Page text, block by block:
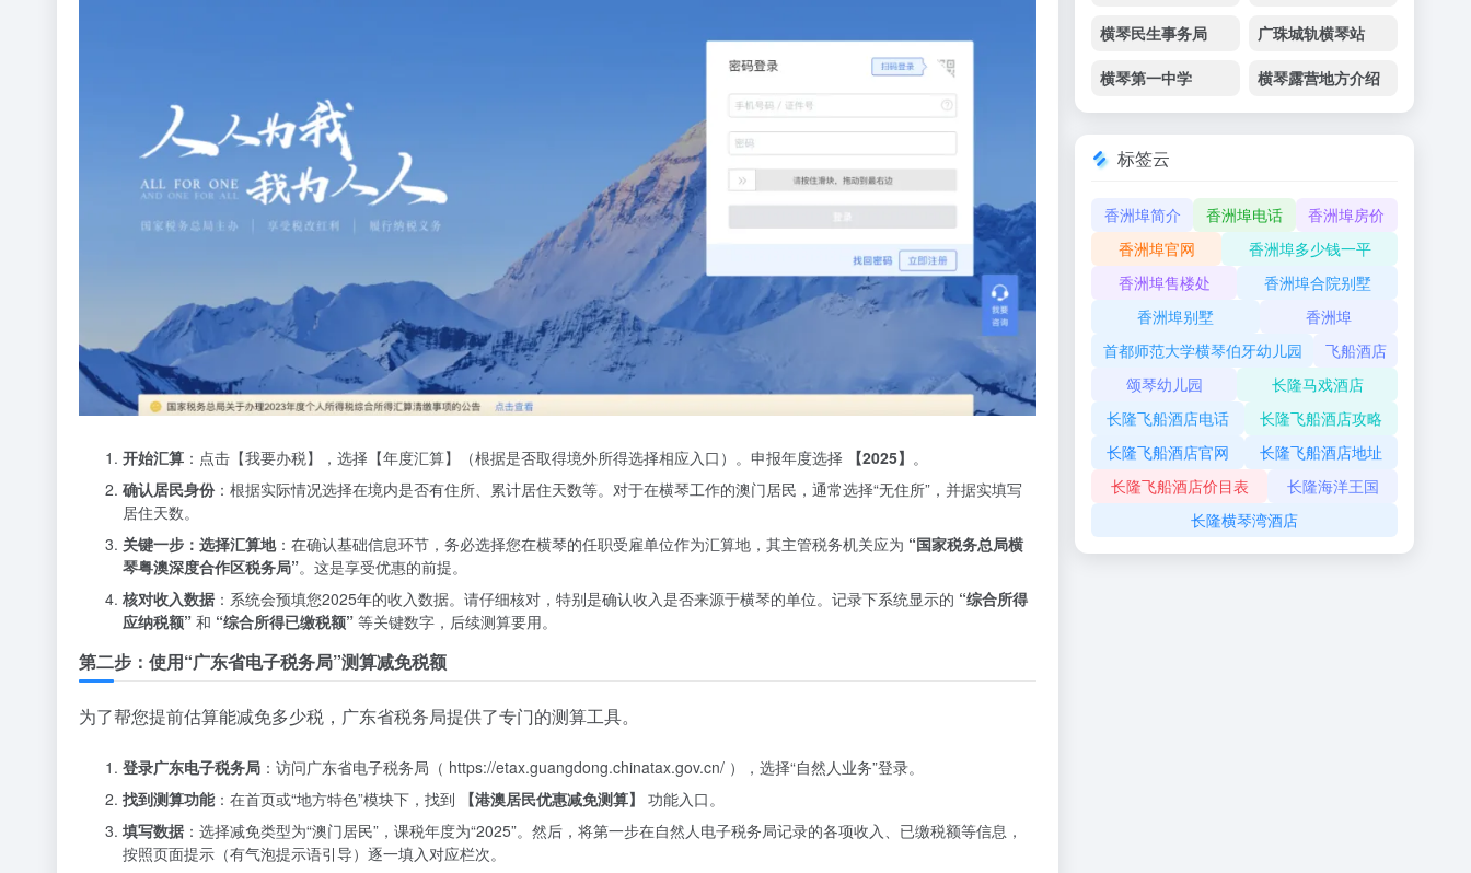
开始汇算 ：点击【我要办税】，选择【年度汇算】（根据是否取得境外所得选择相应入口）。申报年度选择 【2025】 。
确认居民身份：根据实际情况选择在境内是否有住所、累计居住天数等。对于在横琴工作的澳门居民，通常选择“无住所”，并据实填写
居住天数。
关键一步：选择汇算地：在确认基础信息环节，务必选择您在横琴的任职受雇单位作为汇算地，其主管税务机关应为 “国家税务总局横
琴粤澳深度合作区税务局”。这是享受优惠的前提。
核对收入数据 ：系统会预填您2025年的收入数据。请仔细核对，特别是确认收入是否来源于横琴的单位。记录下系统显示的 “综合所得
应纳税额” 和 “综合所得已缴税额” 等关键数字，后续测算要用。
第二步：使用“广东省电子税务局”测算减免税额
为了帮您提前估算能减免多少税，广东省税务局提供了专门的测算工具。
登录广东电子税务局 ：访问广东省电子税务局（ https://etax.guangdong.chinatax.gov.cn/ ），选择“自然人业务”登录。
找到测算功能：在首页或“地方特色”模块下，找到 【港澳居民优惠减免测算】 功能入口。
填写数据 ：选择减免类型为“澳门居民”，课税年度为“2025”。然后，将第一步在自然人电子税务局记录的各项收入、已缴税额等信息，
按照页面提示（有气泡提示语引导）逐一填入对应栏次。
横琴民生事务局 广珠城轨横琴站
横琴第一中学 横琴露营地方介绍
标签云
香洲埠简介 香洲埠电话
香洲埠房价
香洲埠官网
香洲埠多少钱一平
香洲埠售楼处
香洲埠合院别墅
香洲埠别墅
香洲埠
首都师范大学横琴伯牙幼儿园
飞船酒店
颂琴幼儿园
长隆马戏酒店
长隆飞船酒店电话
长隆飞船酒店攻略
长隆飞船酒店官网
长隆飞船酒店地址
长隆飞船酒店价目表
长隆海洋王国
长隆横琴湾酒店